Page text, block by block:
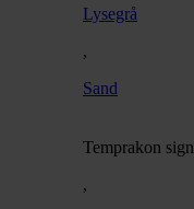
Lysegrå
,
Sand
Temprakon
,